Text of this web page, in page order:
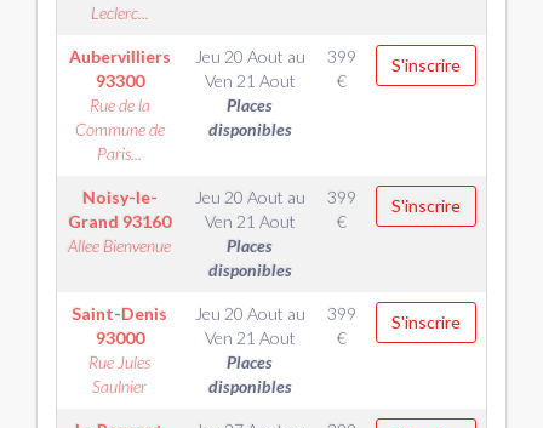
Leclerc...
Aubervilliers
93300
Rue de la
Commune de
Paris...
Jeu 20 Aout au
Ven 21 Aout
Places
disponibles
399
€
S'inscrire
Noisy-le-
Grand 93160
Allee Bienvenue
Jeu 20 Aout au
Ven 21 Aout
Places
disponibles
399
€
S'inscrire
Saint-Denis
93000
Rue Jules
Saulnier
Jeu 20 Aout au
Ven 21 Aout
Places
disponibles
399
€
S'inscrire